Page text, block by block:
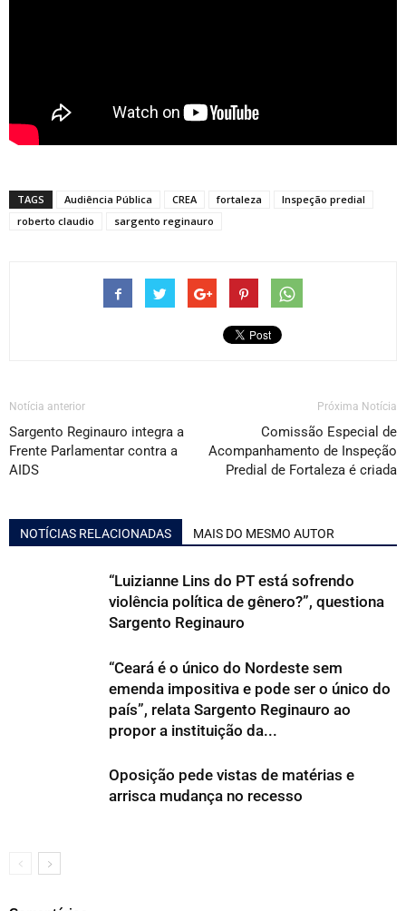
TAGS Audiência Pública CREA fortaleza
Inspeção predial
roberto claudio
sargento reginauro
Notícia anterior
Sargento Reginauro integra a
Frente Parlamentar contra a
AIDS
Próxima Notícia
Comissão Especial de
Acompanhamento de Inspeção
Predial de Fortaleza é criada
NOTÍCIAS RELACIONADAS MAIS DO MESMO AUTOR
“Luizianne Lins do PT está sofrendo
violência política de gênero?”, questiona
Sargento Reginauro
“Ceará é o único do Nordeste sem
emenda impositiva e pode ser o único do
país”, relata Sargento Reginauro ao
propor a instituição da...
Oposição pede vistas de matérias e
arrisca mudança no recesso